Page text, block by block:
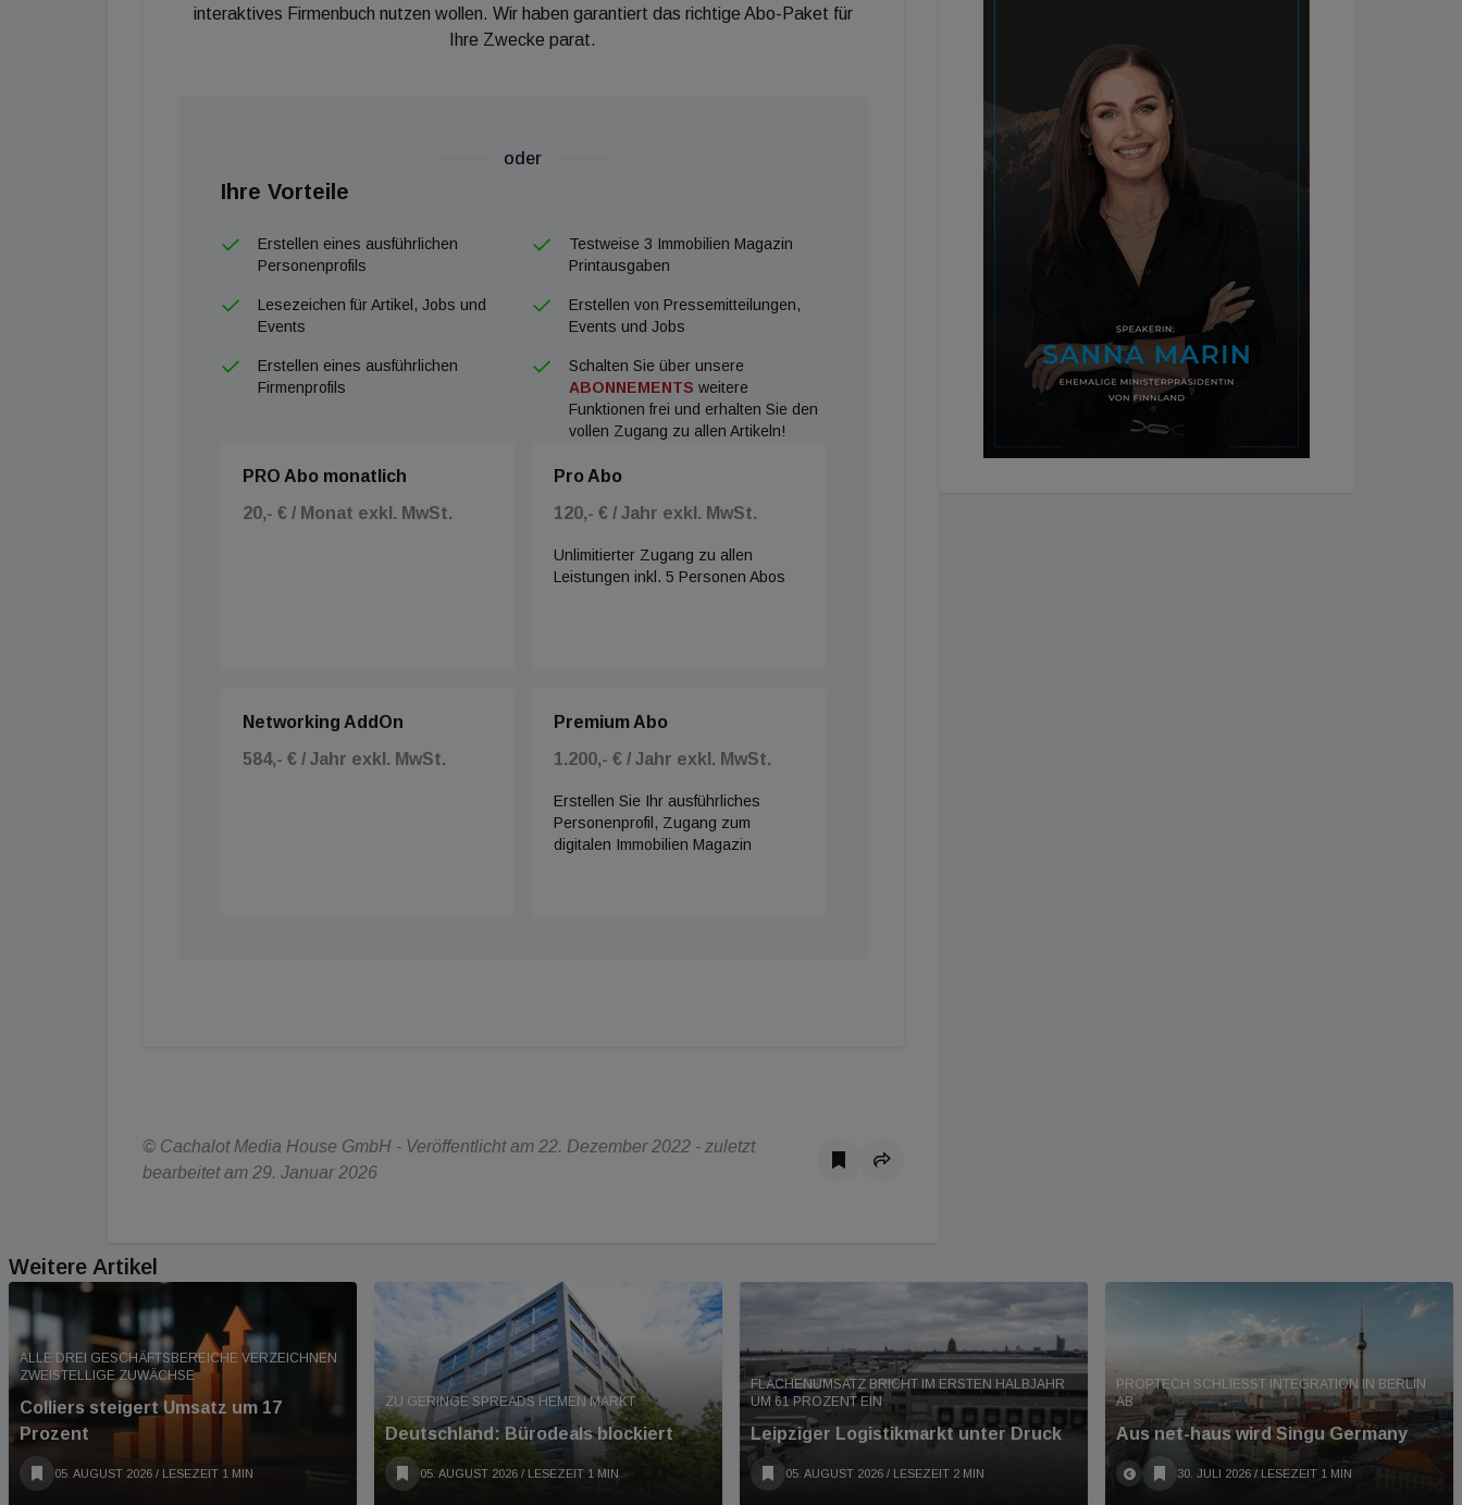
interaktives Firmenbuch nutzen wollen. Wir haben garantiert das richtige Abo-Paket für
Ihre Zwecke parat.
oder
Ihre Vorteile
Erstellen eines ausführlichen
Personenprofils
Testweise 3 Immobilien Magazin
Printausgaben
Lesezeichen für Artikel, Jobs und
Events
Erstellen von Pressemitteilungen,
Events und Jobs
Erstellen eines ausführlichen
Firmenprofils
Schalten Sie über unsere
ABONNEMENTS weitere
Funktionen frei und erhalten Sie den
vollen Zugang zu allen Artikeln!
PRO Abo monatlich
20,- € / Monat exkl. MwSt.
Pro Abo
120,- € / Jahr exkl. MwSt.
Unlimitierter Zugang zu allen
Leistungen inkl. 5 Personen Abos
Networking AddOn
584,- € / Jahr exkl. MwSt.
Premium Abo
1.200,- € / Jahr exkl. MwSt.
Erstellen Sie Ihr ausführliches
Personenprofil, Zugang zum
digitalen Immobilien Magazin
© Cachalot Media House GmbH - Veröffentlicht am 22. Dezember 2022 - zuletzt
bearbeitet am 29. Januar 2026
Weitere Artikel
ALLE DREI GESCHÄFTSBEREICHE VERZEICHNEN
ZWEISTELLIGE ZUWÄCHSE
Colliers steigert Umsatz um 17
Prozent
05. AUGUST 2026 / LESEZEIT 1 MIN
ZU GERINGE SPREADS HEMEN MARKT
Deutschland: Bürodeals blockiert
05. AUGUST 2026 / LESEZEIT 1 MIN
FLÄCHENUMSATZ BRICHT IM ERSTEN HALBJAHR
UM 61 PROZENT EIN
Leipziger Logistikmarkt unter Druck
05. AUGUST 2026 / LESEZEIT 2 MIN
PROPTECH SCHLIESST INTEGRATION IN BERLIN A
B
Aus net-haus wird Singu Germany
30. JULI 2026 / LESEZEIT 1 MIN